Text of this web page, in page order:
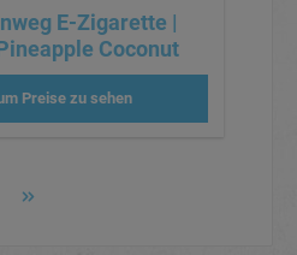
E-Zigarette |
Coconut
Preise zu sehen